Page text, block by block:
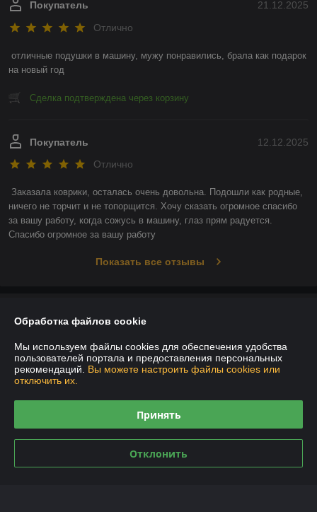
21.12.2025
Покупатель
Отлично
отличные подушки в машину, мужу понравились, брала как подарок
на новый год
Сделка подтверждена через корзину
12.12.2025
Покупатель
Отлично
Заказала коврики, осталась очень довольна. Подошли как родные,
ничего не торчит и не топорщится. Хочу сказать огромное спасибо
за вашу работу, когда сожусь в машину, глаз прям радуется.
Спасибо огромное за вашу работу
Показать все отзывы
Контакты
Доставка и оплата
Полная версия сайта
Обработка файлов cookie
Мы используем файлы cookies для обеспечения удобства
пользователей портала и предоставления персональных
рекомендаций. Вы можете настроить файлы cookies или
отключить их.
Принять
Отклонить